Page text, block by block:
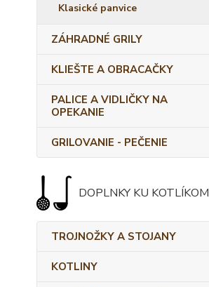
Klasické panvice
ZÁHRADNÉ GRILY
KLIEŠTE A OBRACAČKY
PALICE A VIDLIČKY NA
OPEKANIE
GRILOVANIE - PEČENIE
DOPLNKY KU KOTLÍKOM
TROJNOŽKY A STOJANY
KOTLINY